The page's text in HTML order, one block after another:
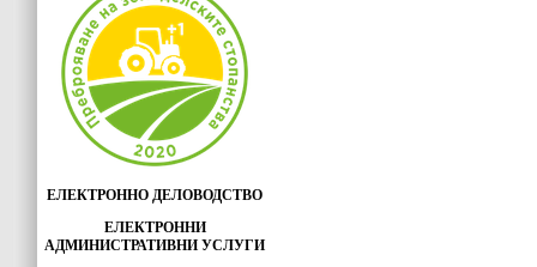
ЕЛЕКТРОННО ДЕЛОВОДСТВО
ЕЛЕКТРОННИ
АДМИНИСТРАТИВНИ УСЛУГИ